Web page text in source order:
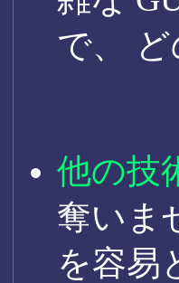
で、
他の技
奪いま
を容易